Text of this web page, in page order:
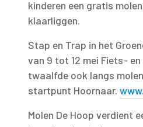
kinderen een gratis
klaarliggen.
Stap en Trap in het
van 9 tot 12 mei Fiets-
twaalfde ook langs
startpunt Hoornaar.
Molen De Hoop verdient